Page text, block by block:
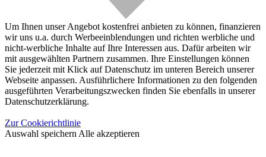
Um Ihnen unser Angebot kostenfrei anbieten zu können, finanzieren
wir uns u.a. durch Werbeeinblendungen und richten werbliche und
nicht-werbliche Inhalte auf Ihre Interessen aus. Dafür arbeiten wir
mit ausgewählten Partnern zusammen. Ihre Einstellungen können
Sie jederzeit mit Klick auf Datenschutz im unteren Bereich unserer
Webseite anpassen. Ausführlichere Informationen zu den folgenden
ausgeführten Verarbeitungszwecken finden Sie ebenfalls in unserer
Datenschutzerklärung.
Zur Cookierichtlinie
Auswahl speichern Alle akzeptieren